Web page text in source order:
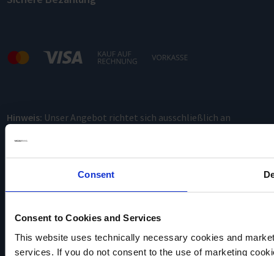
Consent
Consent to Cookies and Services
This website uses technically necessary cookies and
services. If you do not consent to the use of marketing
Hinweis: Unser Angebot richtet sich ausschließlich an
Gewerbetreibende.